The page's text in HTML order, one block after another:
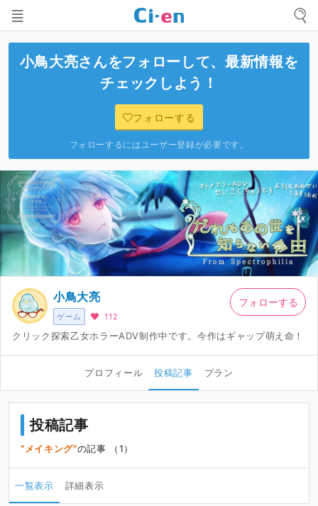
小鳥大亮さんをフォローして、最新情報を
チェックしよう！
フォローする
フォローするにはユーザー登録が必要です。
ゲーム
小鳥大亮
112
クリック探索乙女ホラーADV制作中です。今作はギャップ萌え命！
フォローする
プロフィール 投稿記事 プラン
投稿記事
メイキング の記事 （1）
一覧表示 詳細表示